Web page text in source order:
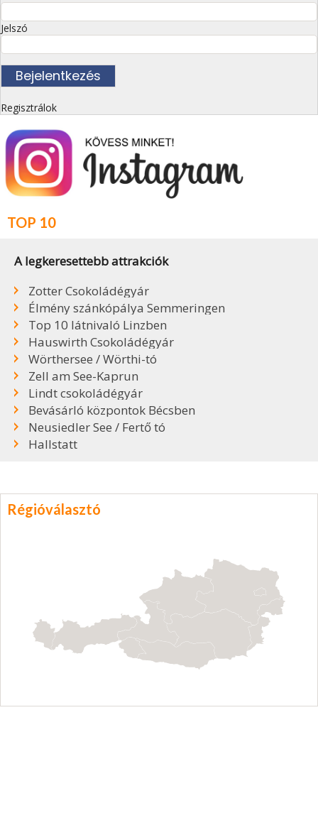
Jelszó
Regisztrálok
TOP 10
A legkeresettebb attrakciók
Zotter Csokoládégyár
Élmény szánkópálya Semmeringen
Top 10 látnivaló Linzben
Hauswirth Csokoládégyár
Wörthersee / Wörthi-tó
Zell am See-Kaprun
Lindt csokoládégyár
Bevásárló központok Bécsben
Neusiedler See / Fertő tó
Hallstatt
Régióválasztó